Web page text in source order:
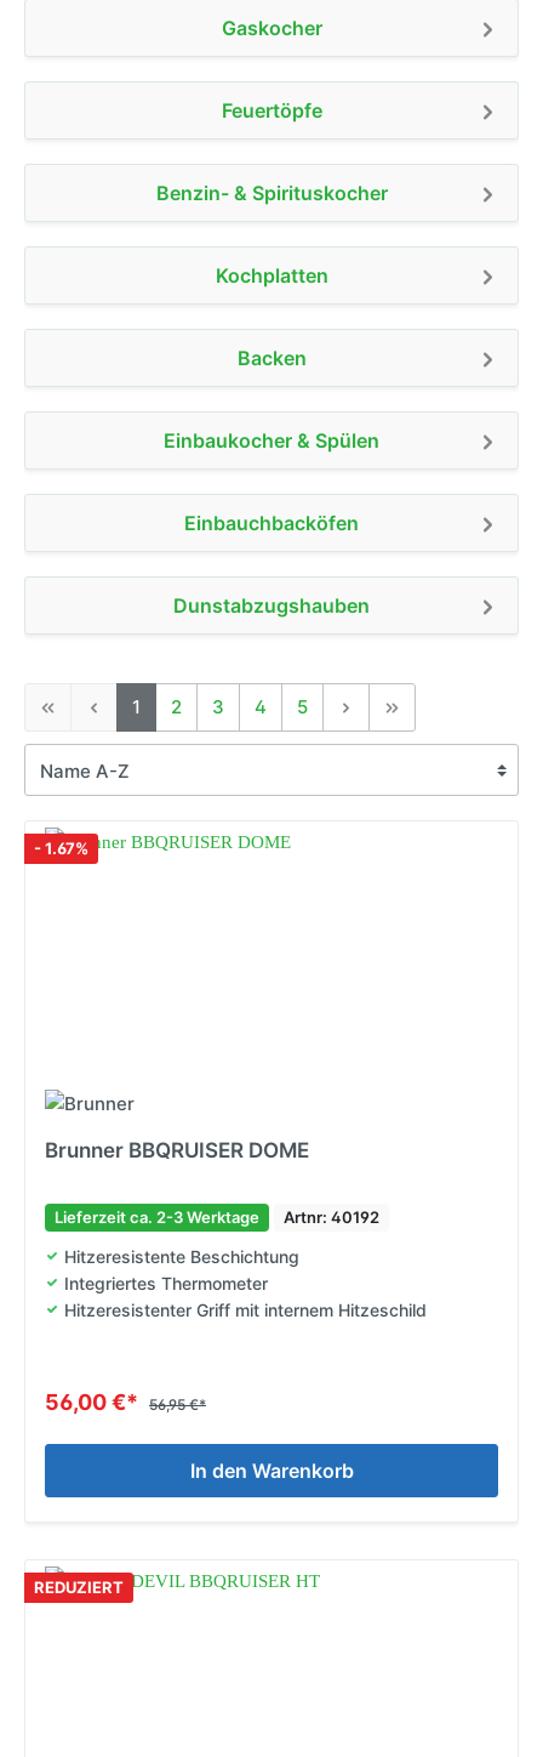
Gaskocher
Feuertöpfe
Benzin- & Spirituskocher
Kochplatten
Backen
Einbaukocher & Spülen
Einbauchbacköfen
Dunstabzugshauben
1 2 3 4 5
- 1.67%
Brunner BBQRUISER DOME
Lieferzeit ca. 2-3 Werktage Artnr: 40192
Hitzeresistente Beschichtung
Integriertes Thermometer
Hitzeresistenter Griff mit internem Hitzeschild
56,00 €* 56,95 €*
In den Warenkorb
REDUZIERT